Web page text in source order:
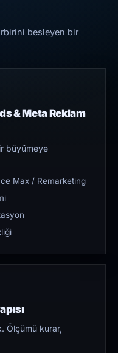
besleyen bir
& Meta Reklam
büyümeye
Max / Remarketing
Ölçümü kurar,